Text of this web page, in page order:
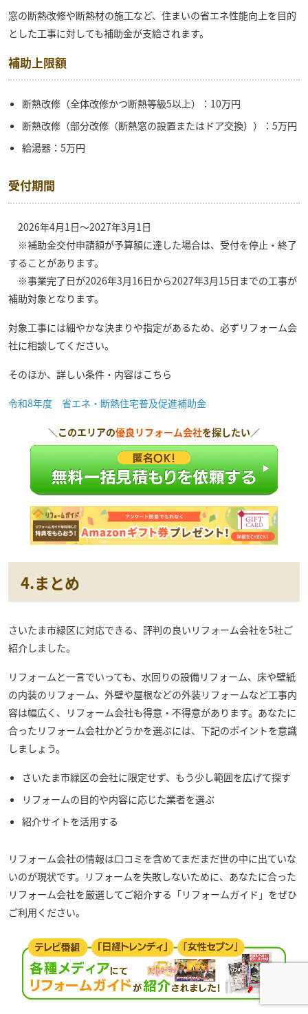
窓の断熱改修や断熱材の施工など、住まいの省エネ性能向上を目的
とした工事に対しても補助金が支給されます。
補助上限額
断熱改修（全体改修かつ断熱等級5以上）：10万円
断熱改修（部分改修（断熱窓の設置またはドア交換））：5万円
給湯器：5万円
受付期間
2026年4月1日〜2027年3月1日
※補助金交付申請額が予算額に達した場合は、受付を停止・終了
することがあります。
※事業完了日が2026年3月16日から2027年3月15日までの工事が
補助対象となります。
対象工事には細やかな決まりや指定があるため、必ずリフォーム会
社に相談してください。
そのほか、詳しい条件・内容はこちら
令和8年度 省エネ・断熱住宅普及促進補助金
＼このエリアの優良リフォーム会社を探したい／
4.まとめ
さいたま市緑区に対応できる、評判の良いリフォーム会社を5社ご
紹介しました。
リフォームと一言でいっても、水回りの設備リフォーム、床や壁紙
の内装のリフォーム、外壁や屋根などの外装リフォームなど工事内
容は幅広く、リフォーム会社も得意・不得意があります。あなたに
合ったリフォーム会社かどうかを選ぶには、下記のポイントを意識
しましょう。
さいたま市緑区の会社に限定せず、もう少し範囲を広げて探す
リフォームの目的や内容に応じた業者を選ぶ
紹介サイトを活用する
リフォーム会社の情報は口コミを含めてまだまだ世の中に出ていな
いのが現状です。リフォームを失敗しないために、あなたに合った
リフォーム会社を厳選してご紹介する「リフォームガイド」をぜひ
ご利用ください。